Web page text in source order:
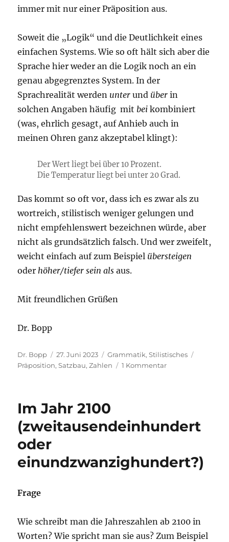
immer mit nur einer Präposition aus.
Soweit die „Logik“ und die Deutlichkeit eines
einfachen Systems. Wie so oft hält sich aber die
Sprache hier weder an die Logik noch an ein
genau abgegrenztes System. In der
Sprachrealität werden unter und über in
solchen Angaben häufig mit bei kombiniert
(was, ehrlich gesagt, auf Anhieb auch in
meinen Ohren ganz akzeptabel klingt):
Der Wert liegt bei über 10 Prozent.
Die Temperatur liegt bei unter 20 Grad.
Das kommt so oft vor, dass ich es zwar als zu
wortreich, stilistisch weniger gelungen und
nicht empfehlenswert bezeichnen würde, aber
nicht als grundsätzlich falsch. Und wer zweifelt,
weicht einfach auf zum Beispiel übersteigen
oderhöher/tiefer sein als aus.
Mit freundlichen Grüßen
Dr. Bopp
Autor
Dr. Bopp
Veröffentlicht
am
27. Juni 2023 Kategorien
Grammatik,Stilistisches
Präposition,Satzbau,Zahlen 1 Kommentarzu
Wert
unter
Im Jahr 2100
(zweitausendeinhundert
oder
einundzwanzighundert?)
Frage
Wie schreibt man die Jahreszahlen ab 2100 in
Worten? Wie spricht man sie aus? Zum Beispiel